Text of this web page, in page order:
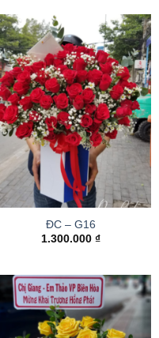
ĐC – G16
1.300.000 ₫